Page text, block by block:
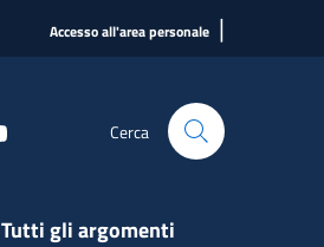
Accesso all'area personale |
Cerca
Tutti gli argomenti